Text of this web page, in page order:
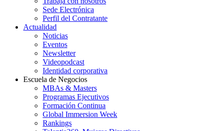
Sede Electrónica
Perfil del Contratante
Actualidad
Noticias
Eventos
Newsletter
Videopodcast
Identidad corporativa
Escuela de Negocios
MBAs & Masters
Programas Ejecutivos
Formación Continua
Global Immersion Week
Rankings